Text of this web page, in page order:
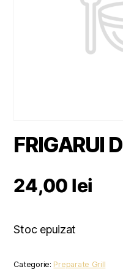
FRIGARUI
24,00 lei
Stoc epuizat
Categorie: Preparate Grill